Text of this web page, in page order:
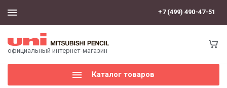
+7 (499) 490-47-51
официальный интернет-магазин
Каталог товаров